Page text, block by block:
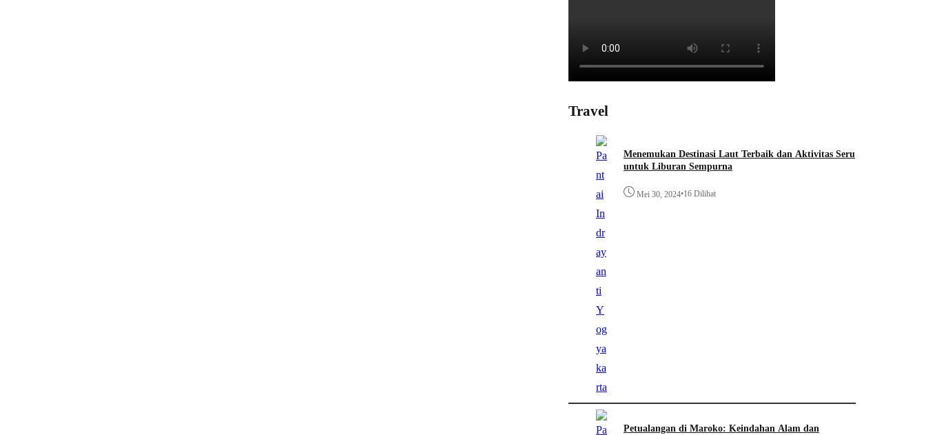
Travel
Menemukan Destinasi Laut Terbaik dan Aktivitas Seru
untuk Liburan Sempurna
Mei 30, 2024•16 Dilihat
Petualangan di Maroko: Keindahan Alam dan